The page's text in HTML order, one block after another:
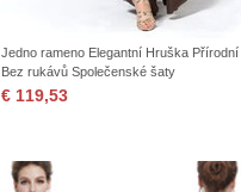
Jedno rameno Elegantní Hruška
Bez rukávů Společenské šaty
€ 119,53